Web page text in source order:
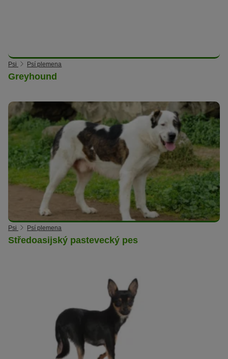
Psi Psí plemena
Greyhound
Psi Psí plemena
Středoasijský pastevecký pes